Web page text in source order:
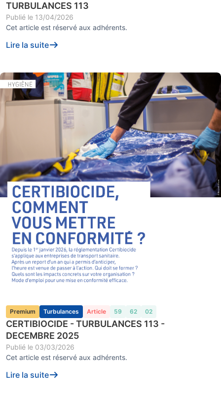
TURBULANCES 113
Publié le 13/04/2026
Cet article est réservé aux adhérents.
Lire la suite
Premium Turbulances Article 59 62 02
CERTIBIOCIDE - TURBULANCES 113 -
DECEMBRE 2025
Publié le 03/03/2026
Cet article est réservé aux adhérents.
Lire la suite